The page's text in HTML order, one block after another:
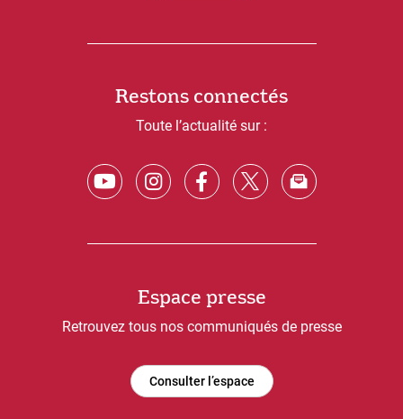
Restons connectés
Toute l’actualité sur :
Espace presse
Retrouvez tous nos communiqués de presse
Consulter l’espace